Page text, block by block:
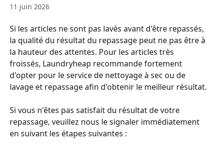
11 juin 2026
Si les articles ne sont pas lavés avant d'être repassés,
la qualité du résultat du repassage peut ne pas être à
la hauteur des attentes. Pour les articles très
froissés, Laundryheap recommande fortement
d'opter pour le service de nettoyage à sec ou de
lavage et repassage afin d'obtenir le meilleur résultat.
Si vous n'êtes pas satisfait du résultat de votre
repassage, veuillez nous le signaler immédiatement
en suivant les étapes suivantes :